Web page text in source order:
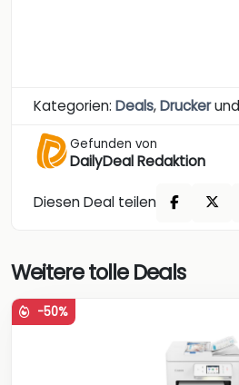
Kategorien: Deals,Druckerund
Gefunden von
DailyDeal Redaktion
Diesen Deal teilen
Weitere tolle Deals
-50%